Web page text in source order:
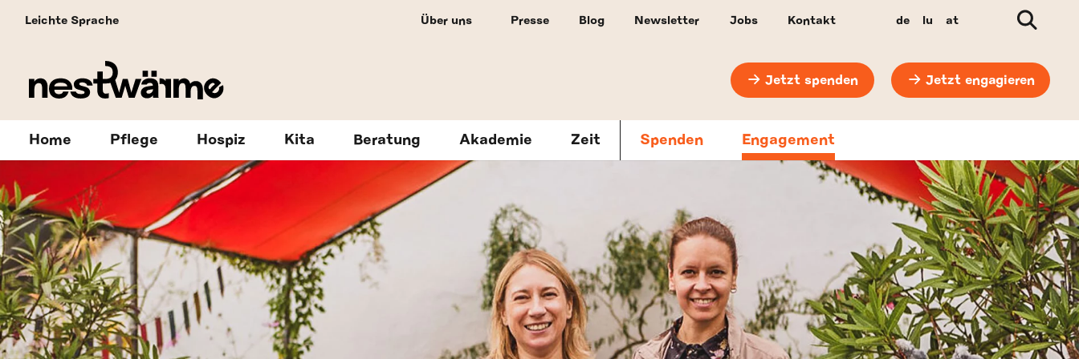
Leichte Sprache Über uns Presse Blog Newsletter Jobs Kontakt de lu at Suche
Jetzt spenden Jetzt engagieren
Home Pflege Hospiz Kita Beratung Akademie Zeit Spenden Engagement